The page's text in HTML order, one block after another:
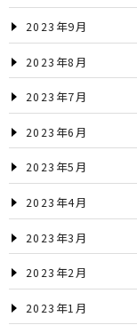
2023年9月
2023年8月
2023年7月
2023年6月
2023年5月
2023年4月
2023年3月
2023年2月
2023年1月